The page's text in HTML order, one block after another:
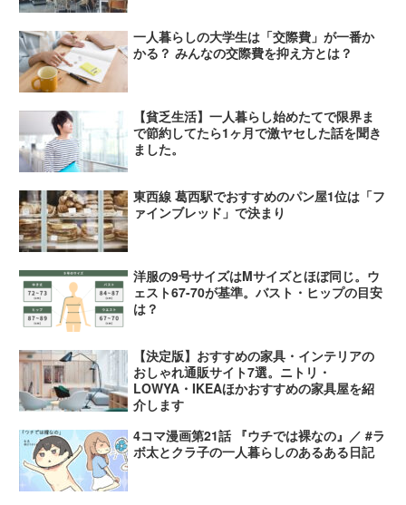
一人暮らしの大学生は「交際費」が一番か
かる？ みんなの交際費を抑え方とは？
【貧乏生活】一人暮らし始めたてで限界ま
で節約してたら1ヶ月で激ヤセした話を聞き
ました。
東西線 葛西駅でおすすめのパン屋1位は「フ
ァインブレッド」で決まり
洋服の9号サイズはMサイズとほぼ同じ。ウ
ェスト67-70が基準。バスト・ヒップの目安
は？
【決定版】おすすめの家具・インテリアの
おしゃれ通販サイト7選。ニトリ・
LOWYA・IKEAほかおすすめの家具屋を紹
介します
4コマ漫画第21話 『ウチでは裸なの』／ #ラ
ボ太とクラ子の一人暮らしのあるある日記